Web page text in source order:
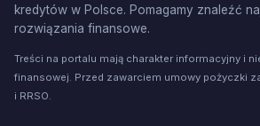
kredytów w Polsce. Pomagamy znaleźć
rozwiązania finansowe.
Treści na portalu mają charakter informacyjny i
finansowej. Przed zawarciem umowy pożyczki
i RRSO.